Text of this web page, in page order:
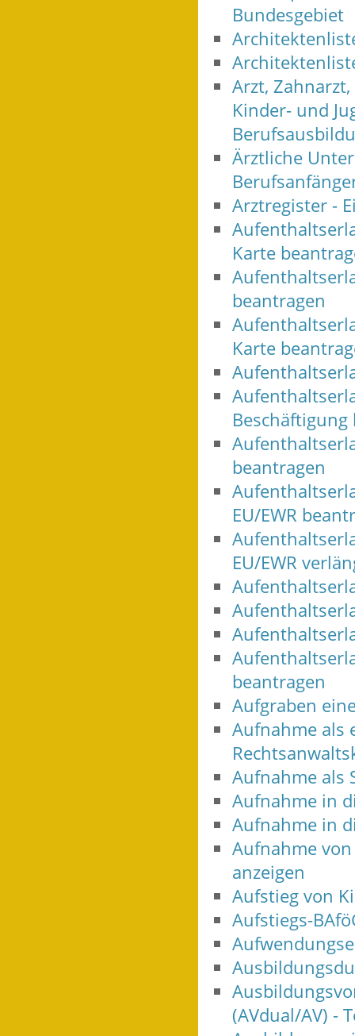
Bundesgebiet
Arzt,
Kinder- und
Ärztliche
Arztregister -
Karte
beantragen
Karte
beantragen
EU/EWR
EU/EWR
beantragen
Aufgraben
Aufnahme als
Aufnahme als
Aufnahme in
Aufnahme in
Aufnahme
anzeigen
Aufstieg von
Aufstiegs-
(AVdual/AV) -